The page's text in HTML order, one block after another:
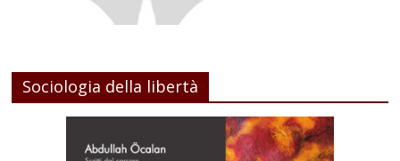
Sociologia della libertà